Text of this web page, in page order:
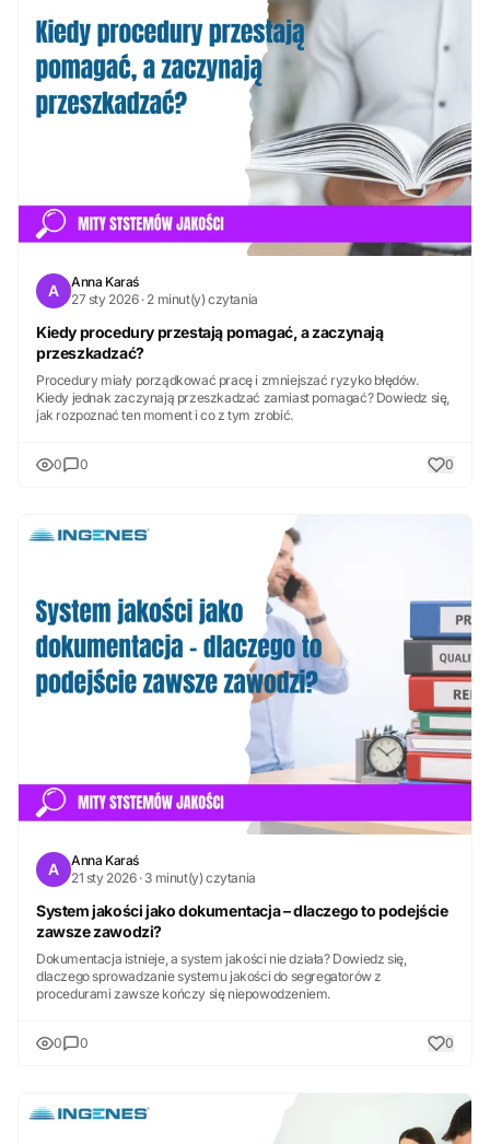
A
Anna Karaś
27 sty 2026 · 2 minut(y) czytania
Kiedy procedury przestają pomagać, a zaczynają
przeszkadzać?
Procedury miały porządkować pracę i zmniejszać ryzyko błędów.
Kiedy jednak zaczynają przeszkadzać zamiast pomagać? Dowiedz się,
jak rozpoznać ten moment i co z tym zrobić.
0 0 0
A
Anna Karaś
21 sty 2026 · 3 minut(y) czytania
System jakości jako dokumentacja – dlaczego to podejście
zawsze zawodzi?
Dokumentacja istnieje, a system jakości nie działa? Dowiedz się,
dlaczego sprowadzanie systemu jakości do segregatorów z
procedurami zawsze kończy się niepowodzeniem.
0 0 0